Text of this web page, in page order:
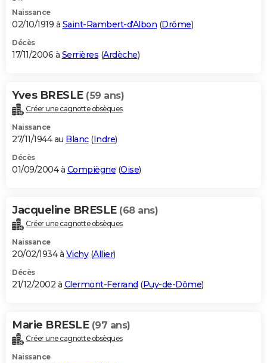
Naissance
02/10/1919 à Saint-Rambert-d'Albon (Drôme)
Décès
17/11/2006 à Serrières (Ardèche)
Yves BRESLE (59 ans)
Créer une cagnotte obsèques
Naissance
27/11/1944 au Blanc(Indre)
Décès
01/09/2004 à Compiègne (Oise)
Jacqueline BRESLE (68 ans)
Créer une cagnotte obsèques
Naissance
20/02/1934 à Vichy(Allier)
Décès
21/12/2002 à Clermont-Ferrand (Puy-de-Dôme)
Marie BRESLE (97 ans)
Créer une cagnotte obsèques
Naissance